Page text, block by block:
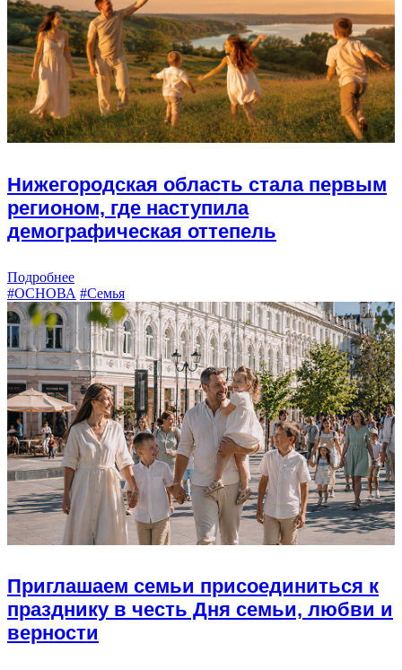
Нижегородская область стала первым
регионом, где наступила
демографическая оттепель
Подробнее
#ОСНОВА #Семья
Приглашаем семьи присоединиться к
празднику в честь Дня семьи, любви и
верности